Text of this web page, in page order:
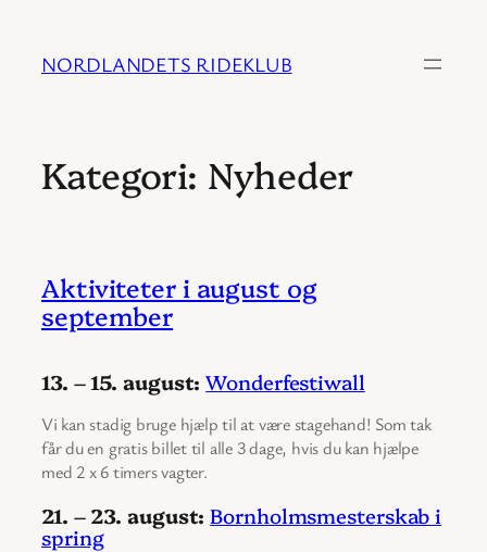
indhold
NORDLANDETS RIDEKLUB
Kategori: Nyheder
Aktiviteter i august og
september
13. – 15. august:Wonderfestiwall
Vi kan stadig bruge hjælp til at være stagehand! Som tak
får du en gratis billet til alle 3 dage, hvis du kan hjælpe
med 2 x 6 timers vagter.
21. – 23. august:Bornholmsmesterskab i
spring